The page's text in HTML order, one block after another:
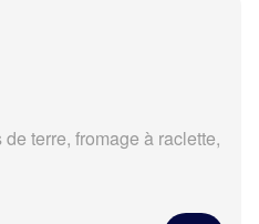
terre, fromage à raclette,